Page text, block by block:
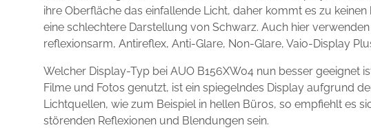
ihre Oberfläche das einfallende Licht, daher kommt es zu
eine schlechtere Darstellung von Schwarz. Auch hier
reflexionsarm, Antireflex, Anti-Glare, Non-Glare, Vaio-Display
Welcher Display-Typ bei AUO B156XW04 nun besser geeignet
Filme und Fotos genutzt, ist ein spiegelndes Display aufgrund
Lichtquellen, wie zum Beispiel in hellen Büros, so empfiehlt es
störenden Reflexionen und Blendungen sein.